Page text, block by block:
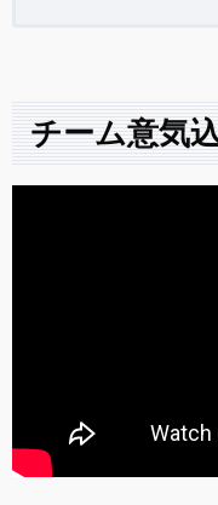
チーム意気